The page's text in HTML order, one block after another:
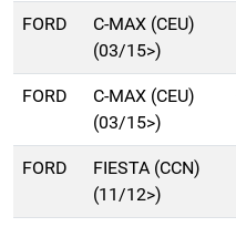
FORD
C-MAX (CEU)
(03/15>)
FORD
C-MAX (CEU)
(03/15>)
FORD
FIESTA (CCN)
(11/12>)